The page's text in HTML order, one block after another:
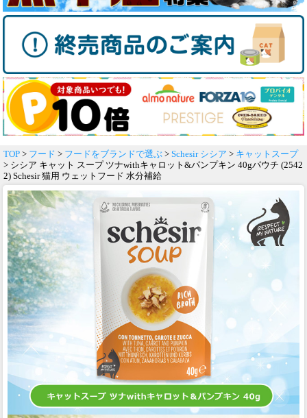
TOP > フード > フードをブランドで選ぶ > Schesir シシア > キャットスープ
> シシア キャット スープ ツナwithキャロット&パンプキン 40gパウチ (2542
2) Schesir 猫用 ウェットフード 水分補給